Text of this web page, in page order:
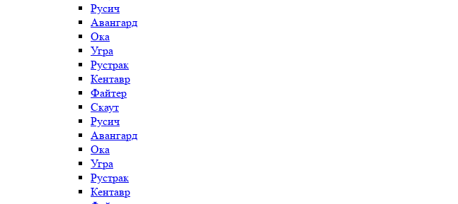
Русич
Авангард
Ока
Угра
Рустрак
Кентавр
Файтер
Скаут
Русич
Авангард
Ока
Угра
Рустрак
Кентавр